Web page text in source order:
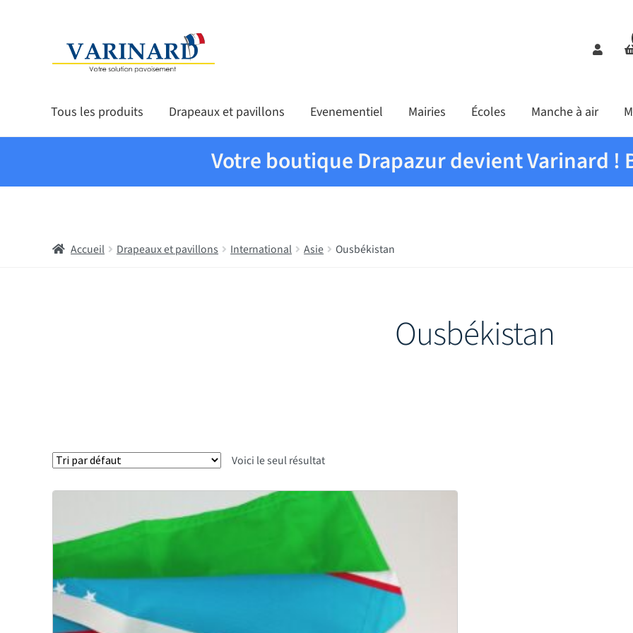
Aller à la navigation
Aller au contenu
Tous les produits Drapeaux et pavillons Evenementiel Mairies Écoles Manche à air
Votre boutique Drapazur devient Varinard !
Accueil Drapeaux et pavillons International Asie Ousbékistan
Ousbékistan
Voici le seul résultat